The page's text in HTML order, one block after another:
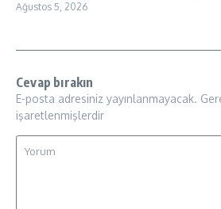
Ağustos 5, 2026
Cevap bırakın
E-posta adresiniz yayınlanmayacak.
işaretlenmişlerdir